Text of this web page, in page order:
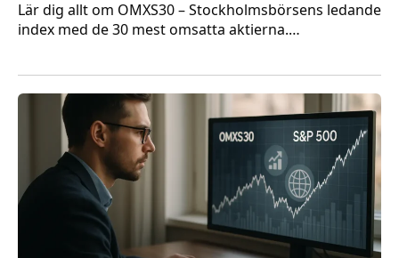
Lär dig allt om OMXS30 – Stockholmsbörsens ledande
index med de 30 mest omsatta aktierna.…